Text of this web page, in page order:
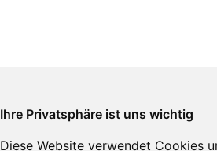
Ihre Privatsphäre ist uns wichtig
Diese Website verwendet Cookies